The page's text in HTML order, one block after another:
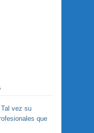
Tal vez su
que